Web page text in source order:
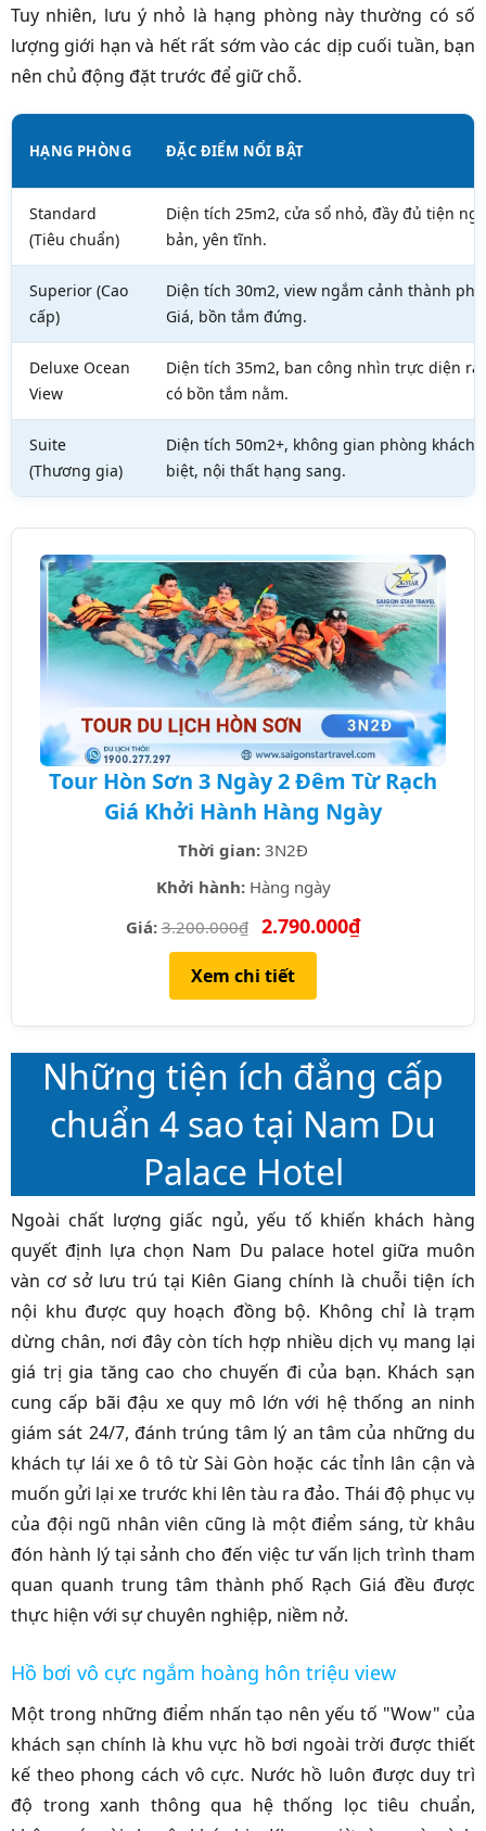
Tuy nhiên, lưu ý nhỏ là hạng phòng này thường có số
lượng giới hạn và hết rất sớm vào các dịp cuối tuần, bạn
nên chủ động đặt trước để giữ chỗ.
HẠNG PHÒNG ĐẶC ĐIỂM NỔI BẬT
Standard
(Tiêu chuẩn)
Diện tích 25m2, cửa sổ nhỏ, đầy đủ tiện
bản, yên tĩnh.
Superior (Cao
cấp)
Diện tích 30m2, view ngắm cảnh thành phố
Giá, bồn tắm đứng.
Deluxe Ocean
View
Diện tích 35m2, ban công nhìn trực diện ra
có bồn tắm nằm.
Suite
(Thương gia)
Diện tích 50m2+, không gian phòng khách
biệt, nội thất hạng sang.
Tour Hòn Sơn 3 Ngày 2 Đêm Từ Rạch
Giá Khởi Hành Hàng Ngày
Thời gian: 3N2Đ
Khởi hành: Hàng ngày
Giá: 3.200.000₫ 2.790.000₫
Xem chi tiết
Những tiện ích đẳng cấp
chuẩn 4 sao tại Nam Du
Palace Hotel
Ngoài chất lượng giấc ngủ, yếu tố khiến khách hàng
quyết định lựa chọn Nam Du palace hotel giữa muôn
vàn cơ sở lưu trú tại Kiên Giang chính là chuỗi tiện ích
nội khu được quy hoạch đồng bộ. Không chỉ là trạm
dừng chân, nơi đây còn tích hợp nhiều dịch vụ mang lại
giá trị gia tăng cao cho chuyến đi của bạn. Khách sạn
cung cấp bãi đậu xe quy mô lớn với hệ thống an ninh
giám sát 24/7, đánh trúng tâm lý an tâm của những du
khách tự lái xe ô tô từ Sài Gòn hoặc các tỉnh lân cận và
muốn gửi lại xe trước khi lên tàu ra đảo. Thái độ phục vụ
của đội ngũ nhân viên cũng là một điểm sáng, từ khâu
đón hành lý tại sảnh cho đến việc tư vấn lịch trình tham
quan quanh trung tâm thành phố Rạch Giá đều được
thực hiện với sự chuyên nghiệp, niềm nở.
Hồ bơi vô cực ngắm hoàng hôn triệu view
Một trong những điểm nhấn tạo nên yếu tố "Wow" của
khách sạn chính là khu vực hồ bơi ngoài trời được thiết
kế theo phong cách vô cực. Nước hồ luôn được duy trì
độ trong xanh thông qua hệ thống lọc tiêu chuẩn,